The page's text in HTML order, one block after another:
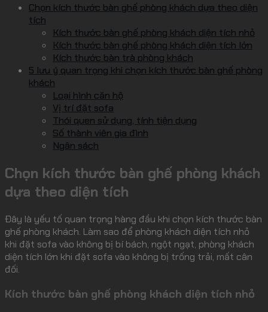
Chọn kích thước bàn ghế phòng khách dựa theo diện
tích
Kích thước bàn ghế phòng khách diện tích nhỏ
Kích thước bàn ghế phòng khách diện tích lớn
Kích thước bàn trà phòng khách
5 lưu ý quan trọng khi chọn kích thước bàn ghế phòng
khách
Loại hình căn hộ
Vị trí đặt sofa
Thói quen sử dụng, tính tiện dụng
Số thành viên gia đình
Ngân sách
Chọn kích thước bàn ghế phòng khách
dựa theo diện tích
Đây là yếu tố quan trọng hàng đầu khi chọn kích thước bàn
ghế phòng khách. Làm sao để phòng khách diện tích nhỏ
khi đặt sofa vào không bị bí bách, ngột ngạt, phòng khách
diện tích lớn khi đặt sofa vào không bị trống trải, mất cân
đối.
Kích thước bàn ghế phòng khách diện tích nhỏ